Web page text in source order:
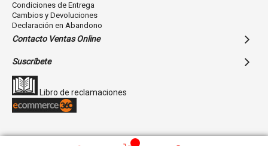
Condiciones de Entrega
Cambios y Devoluciones
Declaración en Abandono
Contacto Ventas Online
Suscríbete
Libro de reclamaciones